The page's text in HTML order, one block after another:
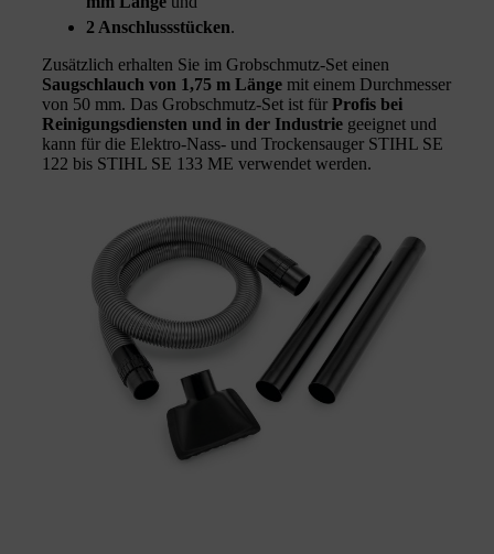
2 Anschlussstücken.
Zusätzlich erhalten Sie im Grobschmutz-Set einen
Saugschlauch von 1,75 m Länge mit einem Durchmesser
von 50 mm. Das Grobschmutz-Set ist für Profis bei
Reinigungsdiensten und in der Industrie geeignet und
kann für die Elektro-Nass- und Trockensauger STIHL SE
122 bis STIHL SE 133 ME verwendet werden.